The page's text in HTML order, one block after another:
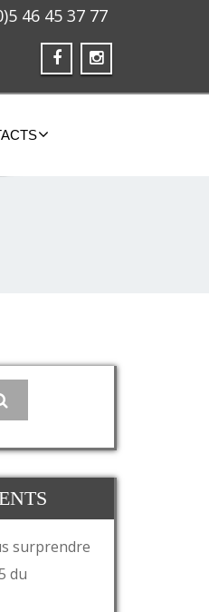
46 45 37 77
surprendre
du